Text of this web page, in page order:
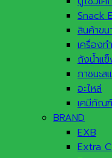
Snack
สินค้าขน
เครื่องท
ถังน้ำแ
ภาชนะส
อะไหล่
เคมีภัณฑ์
BRAND
EXB
Extra